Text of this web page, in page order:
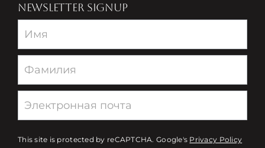
NEWSLETTER SIGNUP
Newsletter
This site is protected by reCAPTCHA. Google's Privacy Policy